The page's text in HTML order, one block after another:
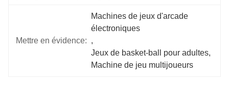
Mettre en évidence:
Machines de jeux d'arcade
électroniques
,
Jeux de basket-ball pour adultes
Machine de jeu multijoueurs